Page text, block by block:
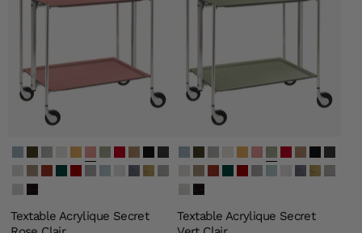
Secret Bleu ClairSecret Vert OliveSecret Argent
Secret Ivoire
Secret Or Secret Rose ClairSecret Vert ClairSecret Carmine
Secret Quartz
Lin NoirLin Gris
Lin BlancLin Naturel
Lin Bourgogne
Lin Vert Emeraude
Lin Bordeau
Lin Gris Souris
Lin Bleu Gris GivréPerle NoireOld GoldOld Silver
Blanc
Noir
Textable Acrylique Secret
Secret Bleu ClairSecret Vert OliveSecret Argent
Secret Ivoire
Secret Or Secret Rose ClairSecret Vert ClairSecret Carmine
Secret Quartz
Lin NoirLin Gris
Lin BlancLin Naturel
Lin Bourgogne
Lin Vert Emeraude
Lin Bordeau
Lin Gris Souris
Lin Bleu Gris GivréPerle NoireOld GoldOld Silver
Blanc
Noir
Textable Acrylique Secret